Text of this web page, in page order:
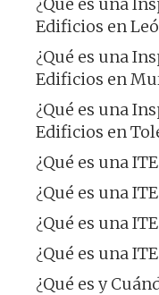
¿Qué es una
Edificios en
¿Qué es una
Edificios en
¿Qué es una
Edificios en
¿Qué es una
¿Qué es una
¿Qué es una
¿Qué es una
¿Qué es y